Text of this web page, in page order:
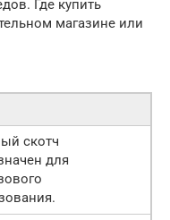
Где купить
магазине или
скотч
для